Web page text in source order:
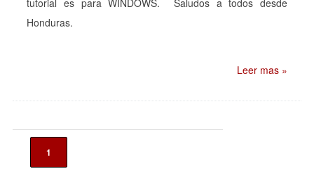
tutorial es para WINDOWS. Saludos a todos desde
Honduras.
Leer mas »
1